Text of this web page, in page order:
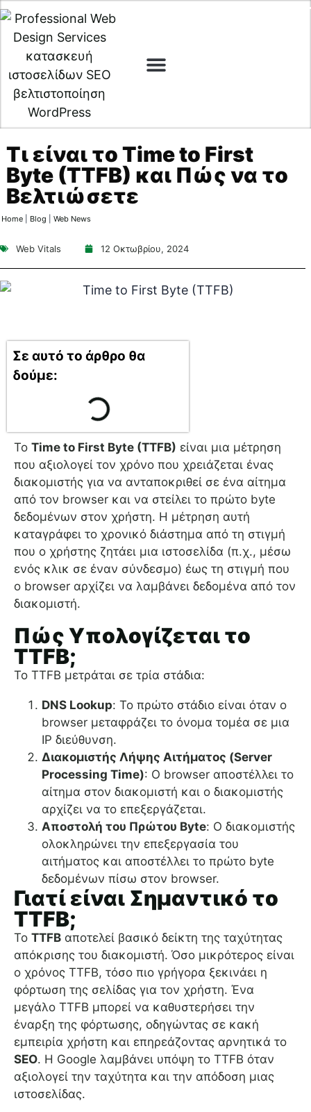
Τι είναι το Time to First
Byte (TTFB) και Πώς να το
Βελτιώσετε
Home| Blog Web News
Web Vitals 12 Οκτωβρίου, 2024
Σε αυτό το άρθρο θα
δούμε:
Το Time to First Byte (TTFB) είναι μια μέτρηση
που αξιολογεί τον χρόνο που χρειάζεται ένας
διακομιστής για να ανταποκριθεί σε ένα αίτημα
από τον browser και να στείλει το πρώτο byte
δεδομένων στον χρήστη. Η μέτρηση αυτή
καταγράφει το χρονικό διάστημα από τη στιγμή
που ο χρήστης ζητάει μια ιστοσελίδα (π.χ., μέσω
ενός κλικ σε έναν σύνδεσμο) έως τη στιγμή που
ο browser αρχίζει να λαμβάνει δεδομένα από τον
διακομιστή.
Πώς Υπολογίζεται το
TTFB;
Το TTFB μετράται σε τρία στάδια:
DNS Lookup: Το πρώτο στάδιο είναι όταν ο
browser μεταφράζει το όνομα τομέα σε μια
IP διεύθυνση.
Διακομιστής Λήψης Αιτήματος (Server
Processing Time): Ο browser αποστέλλει το
αίτημα στον διακομιστή και ο διακομιστής
αρχίζει να το επεξεργάζεται.
Αποστολή του Πρώτου Byte: Ο διακομιστής
ολοκληρώνει την επεξεργασία του
αιτήματος και αποστέλλει το πρώτο byte
δεδομένων πίσω στον browser.
Γιατί είναι Σημαντικό το
TTFB;
Το TTFB αποτελεί βασικό δείκτη της ταχύτητας
απόκρισης του διακομιστή. Όσο μικρότερος είναι
ο χρόνος TTFB, τόσο πιο γρήγορα ξεκινάει η
φόρτωση της σελίδας για τον χρήστη. Ένα
μεγάλο TTFB μπορεί να καθυστερήσει την
έναρξη της φόρτωσης, οδηγώντας σε κακή
εμπειρία χρήστη και επηρεάζοντας αρνητικά το
SEO. Η Google λαμβάνει υπόψη το TTFB όταν
αξιολογεί την ταχύτητα και την απόδοση μιας
ιστοσελίδας.